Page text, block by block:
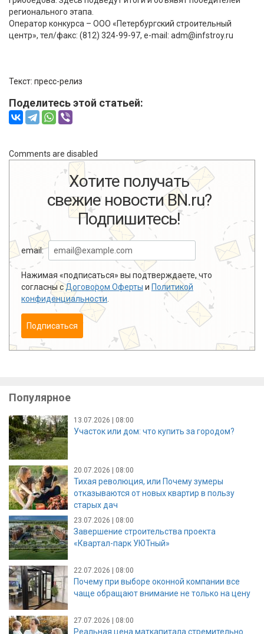
регионального этапа.
Оператор конкурса – ООО «Петербургский строительный
центр», тел/факс: (812) 324-99-97, e-mail: adm@infstroy.ru
Текст: пресс-релиз
Поделитесь этой статьей:
Comments are disabled
Хотите получать
свежие новости BN.ru?
Подпишитесь!
email:
Нажимая «подписаться» вы подтверждаете, что
согласны сДоговором Оферты и Политикой
конфиденциальности
Подписаться
Популярное
13.07.2026 | 08:00
Участок или дом: что купить за городом?
20.07.2026 | 08:00
Тихая революция, или Почему зумеры
отказываются от новых квартир в пользу
старых дач
23.07.2026 | 08:00
Завершение строительства проекта
«Квартал-парк УЮТный»
22.07.2026 | 08:00
Почему при выборе оконной компании все
чаще обращают внимание не только на цену
27.07.2026 | 08:00
Реальная цена маткапитала стремительно